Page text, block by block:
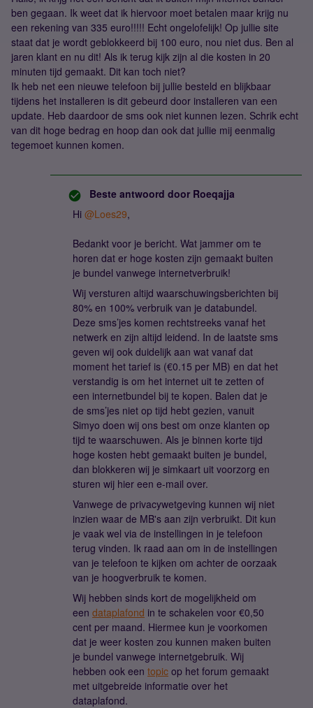
ben gegaan. Ik weet dat ik hiervoor moet betalen maar krijg nu
een rekening van 335 euro!!!!! Echt ongelofelijk! Op jullie site
staat dat je wordt geblokkeerd bij 100 euro, nou niet dus. Ben al
jaren klant en nu dit! Als ik terug kijk zijn al die kosten in 20
minuten tijd gemaakt. Dit kan toch niet?
Ik heb net een nieuwe telefoon bij jullie besteld en blijkbaar
tijdens het installeren is dit gebeurd door installeren van een
update. Heb daardoor de sms ook niet kunnen lezen. Schrik echt
van dit hoge bedrag en hoop dan ook dat jullie mij eenmalig
tegemoet kunnen komen.
Beste antwoord door Roeqajja
Hi ​ @Loes29,
Bedankt voor je bericht. Wat jammer om te
horen dat er hoge kosten zijn gemaakt buiten
je bundel vanwege internetverbruik!
Wij versturen altijd waarschuwingsberichten bij
80% en 100% verbruik van je databundel.
Deze sms’jes komen rechtstreeks vanaf het
netwerk en zijn altijd leidend. In de laatste sms
geven wij ook duidelijk aan wat vanaf dat
moment het tarief is (€0.15 per MB) en dat het
verstandig is om het internet uit te zetten of
een internetbundel bij te kopen. Balen dat je
de sms’jes niet op tijd hebt gezien, vanuit
Simyo doen wij ons best om onze klanten op
tijd te waarschuwen. Als je binnen korte tijd
hoge kosten hebt gemaakt buiten je bundel,
dan blokkeren wij je simkaart uit voorzorg en
sturen wij hier een e-mail over.
Vanwege de privacywetgeving kunnen wij niet
inzien waar de MB's aan zijn verbruikt. Dit kun
je vaak wel via de instellingen in je telefoon
terug vinden. Ik raad aan om in de instellingen
van je telefoon te kijken om achter de oorzaak
van je hoogverbruik te komen.
Wij hebben sinds kort de mogelijkheid om
een dataplafond in te schakelen voor €0,50
cent per maand. Hiermee kun je voorkomen
dat je weer kosten zou kunnen maken buiten
je bundel vanwege internetgebruik. Wij
hebben ook een topic op het forum gemaakt
met uitgebreide informatie over het
dataplafond.